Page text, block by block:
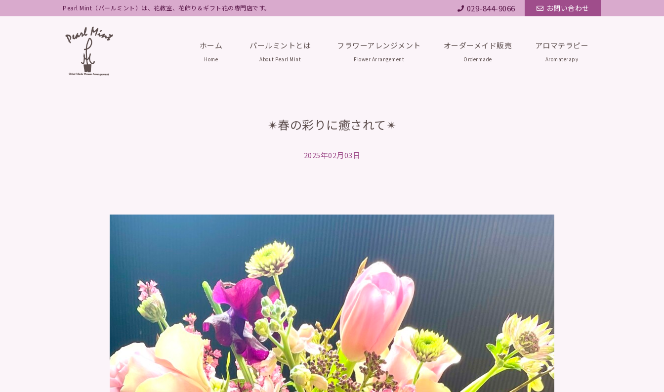
Pearl Mint（パールミント）は、花教室、花飾り＆ギフト花の専門店です。 029-844-9066 お問い合わせ
ホーム
Home
パールミントとは
About Pearl Mint
フラワーアレンジメント
Flower Arrangement
オーダーメイド販売
Ordermade
アロマテラピー
Aromaterapy
✴︎春の彩りに癒されて✴︎
2025年02月03日